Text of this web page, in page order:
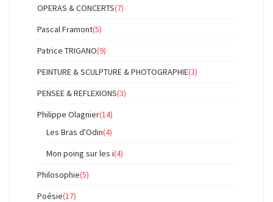
OPERAS & CONCERTS(7)
Pascal Framont(5)
Patrice TRIGANO(9)
PEINTURE & SCULPTURE & PHOTOGRAPHIE(3)
PENSEE & REFLEXIONS(3)
Philippe Olagnier(14)
Les Bras d'Odin(4)
Mon poing sur les i(4)
Philosophie(5)
Poésie(17)